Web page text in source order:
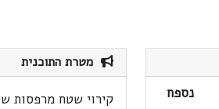
נספח
מטרת התוכנית
קירוי שטח מרפסות